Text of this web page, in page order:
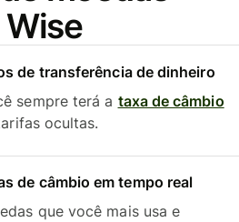
de transferência de dinheiro
sempre terá a taxa de câmbio
ocultas.
de câmbio em tempo real
que você mais usa e